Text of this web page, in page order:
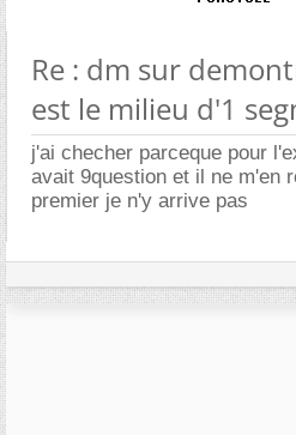
Re : dm sur
est le milieu d'1
j'ai checher parceque pour
avait 9question et il ne m'en
premier je n'y arrive pas